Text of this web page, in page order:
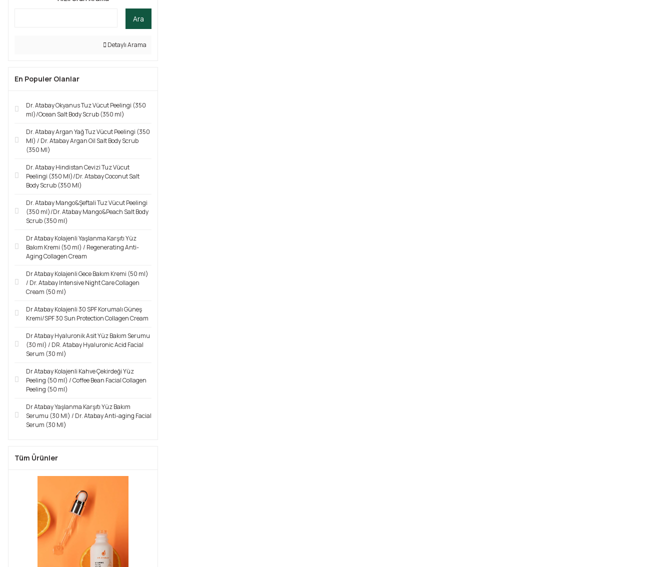
Ara
Detaylı Arama
En Populer Olanlar
Dr. Atabay Okyanus Tuz Vücut Peelingi (350
ml)/Ocean Salt Body Scrub (350 ml)
Dr. Atabay Argan Yağ Tuz Vücut Peelingi (350
Ml) / Dr. Atabay Argan Oil Salt Body Scrub
(350 Ml)
Dr. Atabay Hindistan Cevizi Tuz Vücut
Peelingi (350 Ml)/Dr. Atabay Coconut Salt
Body Scrub (350 Ml)
Dr. Atabay Mango&Şeftali Tuz Vücut Peelingi
(350 ml)/Dr. Atabay Mango&Peach Salt Body
Scrub (350 ml)
Dr Atabay Kolajenli Yaşlanma Karşıtı Yüz
Bakım Kremi (50 ml) / Regenerating Anti-
Aging Collagen Cream
Dr Atabay Kolajenli Gece Bakım Kremi (50 ml)
/ Dr. Atabay Intensive Night Care Collagen
Cream (50 ml)
Dr Atabay Kolajenli 30 SPF Korumalı Güneş
Kremi/SPF 30 Sun Protection Collagen Cream
Dr Atabay Hyaluronik Asit Yüz Bakım Serumu
(30 ml) / DR. Atabay Hyaluronic Acid Facial
Serum (30 ml)
Dr Atabay Kolajenli Kahve Çekirdeği Yüz
Peeling (50 ml) / Coffee Bean Facial Collagen
Peeling (50 ml)
Dr Atabay Yaşlanma Karşıtı Yüz Bakım
Serumu (30 Ml) / Dr. Atabay Anti-aging Facial
Serum (30 Ml)
Tüm Ürünler